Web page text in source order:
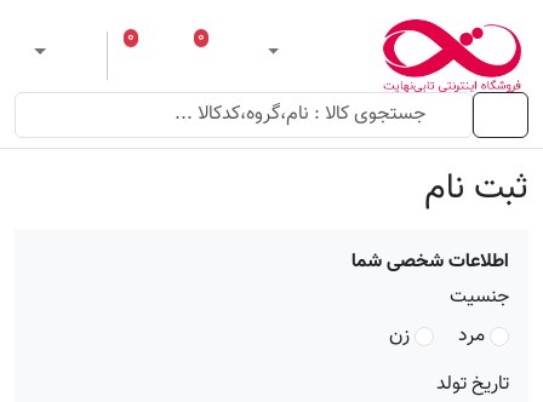
ورود لیست مورد علاقه
۰
سبد خرید
۰
منو
ثبت نام
اطلاعات شخصی شما
جنسیت
مرد
زن
تاریخ تولد